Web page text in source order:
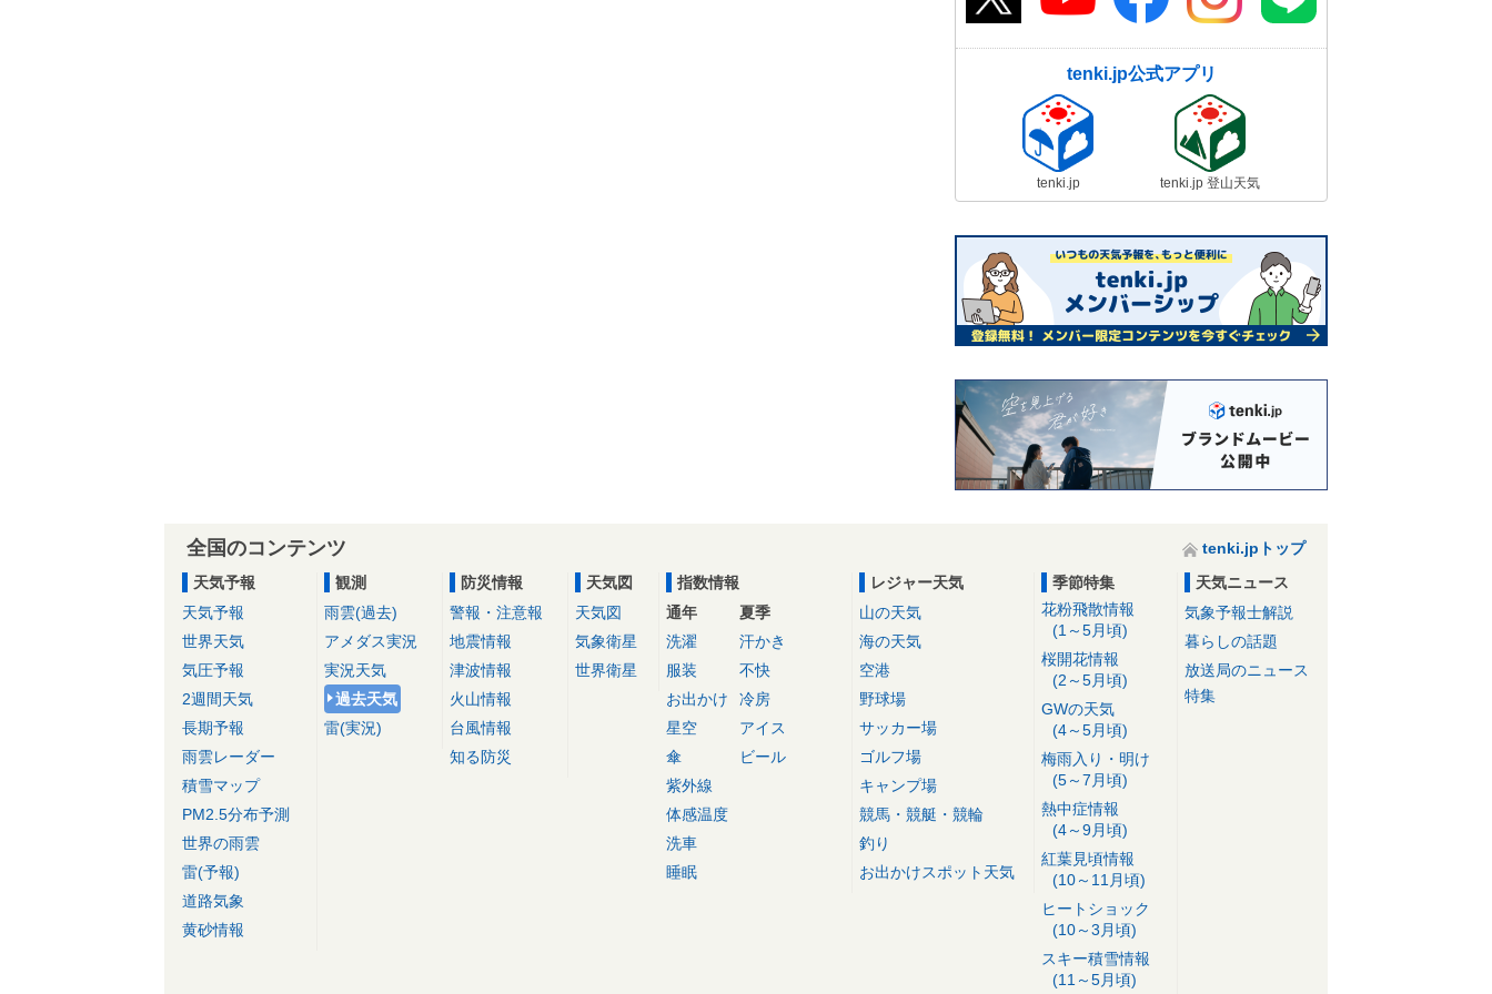
tenki.jp公式アプリ
tenki.jp tenki.jp 登山天気
全国のコンテンツ
tenki.jpトップ
天気予報
天気予報
世界天気
気圧予報
2週間天気
長期予報
雨雲レーダー
積雪マップ
PM2.5分布予測
世界の雨雲
雷(予報)
道路気象
黄砂情報
観測
雨雲(過去)
アメダス実況
実況天気
過去天気
雷(実況)
防災情報
警報・注意報
地震情報
津波情報
火山情報
台風情報
知る防災
天気図
天気図
気象衛星
世界衛星
指数情報
通年
洗濯
服装
お出かけ
星空
傘
紫外線
体感温度
洗車
睡眠
夏季
汗かき
不快
冷房
アイス
ビール
レジャー天気
山の天気
海の天気
空港
野球場
サッカー場
ゴルフ場
キャンプ場
競馬・競艇・競輪
釣り
お出かけスポット天気
季節特集
花粉飛散情報
(1～5月頃)
桜開花情報
(2～5月頃)
GWの天気
(4～5月頃)
梅雨入り・明け
(5～7月頃)
熱中症情報
(4～9月頃)
紅葉見頃情報
(10～11月頃)
ヒートショック
(10～3月頃)
スキー積雪情報
(11～5月頃)
天気ニュース
気象予報士解説
暮らしの話題
放送局のニュース
特集